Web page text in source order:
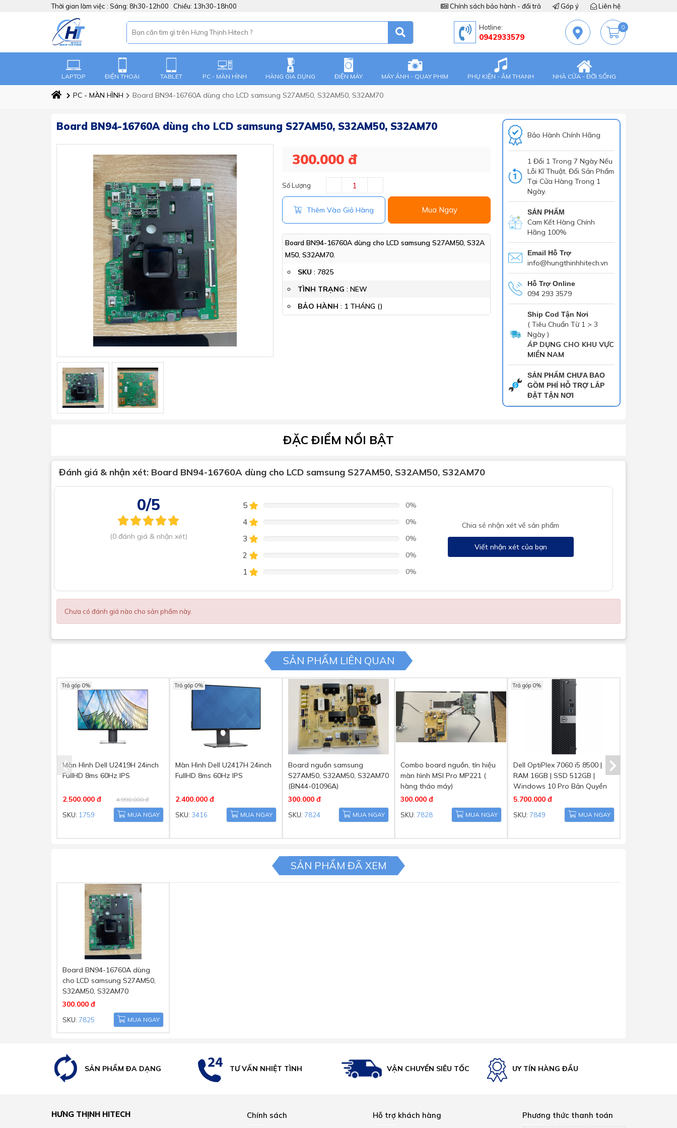
Thời gian làm việc : Sáng: 8h30-12h00 Chiều: 13h30-18h00 Chính sách bảo hành - đổi trả Góp ý Liên hệ
Hotline:
0942933579
0
LAPTOP ĐIỆN THOẠI TABLET PC - MÀN HÌNH HÀNG GIA DỤNG ĐIỆN MÁY MÁY ẢNH - QUAY PHIM PHỤ KIỆN - ÂM THANH NHÀ CỬA - ĐỜI SỐNG
PC - MÀN HÌNH Board BN94-16760A dùng cho LCD samsung S27AM50, S32AM50, S32AM70
Board BN94-16760A dùng cho LCD samsung S27AM50, S32AM50, S32AM70
300.000 đ
Số Lượng
Thêm Vào Giỏ Hàng Mua Ngay
Board BN94-16760A dùng cho LCD samsung S27AM50, S32A
M50, S32AM70.
SKU : 7825
TÌNH TRẠNG : NEW
BẢO HÀNH: 1 THÁNG ()
Bảo Hành Chính Hãng
1 Đổi 1 Trong 7 Ngày Nếu
Lỗi Kĩ Thuật, Đổi Sản Phẩm
Tại Cửa Hàng Trong 1
Ngày.
SẢN PHẨM
Cam Kết Hàng Chính
Hãng 100%
Email Hỗ Trợ
info@hungthinhhitech.vn
Hỗ Trợ Online
094 293 3579
Ship Cod Tận Nơi
( Tiêu Chuẩn Từ 1 > 3
Ngày )
ÁP DỤNG CHO KHU VỰC
MIỀN NAM
SẢN PHẨM CHƯA BAO
GỒM PHÍ HỖ TRỢ LẮP
ĐẶT TẬN NƠI
ĐẶC ĐIỂM NỔI BẬT
Đánh giá & nhận xét: Board BN94-16760A dùng cho LCD samsung S27AM50, S32AM50, S32AM70
0/5
(0 đánh giá & nhận xét)
5 0%
4 0%
3 0%
2 0%
1 0%
Chia sẻ nhận xét về sản phẩm
Viết nhận xét của bạn
Chưa có đánh giá nào cho sản phẩm này.
SẢN PHẨM LIÊN QUAN
Trả góp 0%
Màn Hình Dell U2419H 24inch
FullHD 8ms 60Hz IPS
2.500.000 đ 4.990.000 đ
SKU: 1759 MUA NGAY
Trả góp 0%
Màn Hình Dell U2417H 24inch
FullHD 8ms 60Hz IPS
2.400.000 đ
SKU: 3416 MUA NGAY
Board nguồn samsung
S27AM50, S32AM50, S32AM70
(BN44-01096A)
300.000 đ
SKU: 7824 MUA NGAY
Combo board nguồn, tín hiệu
màn hình MSI Pro MP221 (
hàng tháo máy)
300.000 đ
SKU: 7828 MUA NGAY
Trả góp 0%
Dell OptiPlex 7060 i5 8500 |
RAM 16GB | SSD 512GB |
Windows 10 Pro Bản Quyền
5.700.000 đ
SKU: 7849 MUA NGAY
SẢN PHẨM ĐÃ XEM
Board BN94-16760A dùng
cho LCD samsung S27AM50,
S32AM50, S32AM70
300.000 đ
SKU: 7825 MUA NGAY
SẢN PHẨM ĐA DẠNG TƯ VẤN NHIỆT TÌNH VẬN CHUYỂN SIÊU TỐC UY TÍN HÀNG ĐẦU
HƯNG THỊNH HITECH Chính sách Hỗ trợ khách hàng Phương thức thanh toán